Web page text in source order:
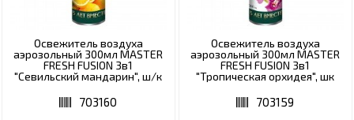
Освежитель воздуха
аэрозольный 300мл MASTER
FRESH FUSION 3в1
"Севильский мандарин", ш/к
703160
Освежитель воздуха
аэрозольный 300мл MASTER
FRESH FUSION 3в1
"Тропическая орхидея", шк
703159